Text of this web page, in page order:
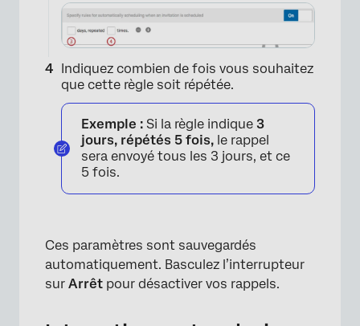
Indiquez combien de fois vous souhaitez
que cette règle soit répétée.
Exemple : Si la règle indique 3
jours, répétés 5 fois, le rappel
sera envoyé tous les 3 jours, et ce
5 fois.
Ces paramètres sont sauvegardés
automatiquement. Basculez l’interrupteur
sur Arrêt pour désactiver vos rappels.